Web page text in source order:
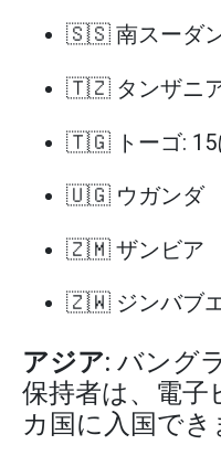
🇸🇸 南スーダ
🇹🇿 タンザニ
🇹🇬 トーゴ: 15
🇺🇬 ウガンダ
🇿🇲 ザンビア
🇿🇼 ジンバブ
アジア: バング
保持者は、電子
カ国に入国でき